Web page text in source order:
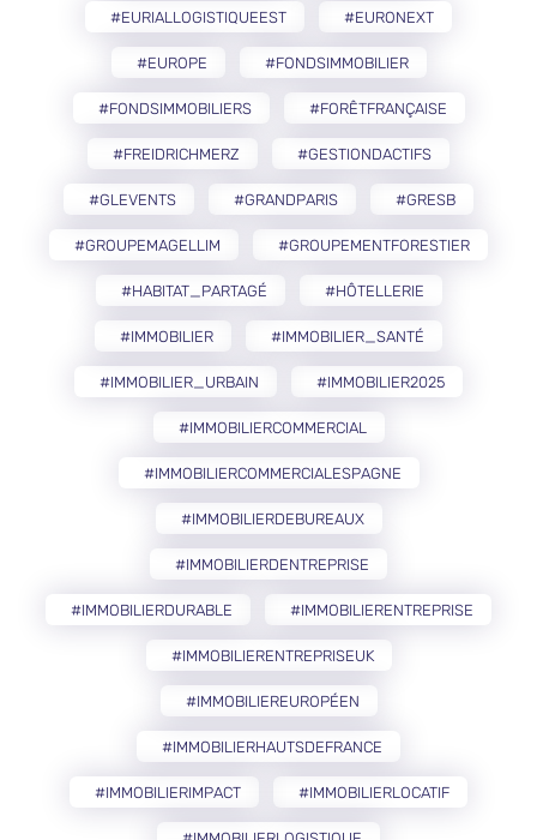
#EURIALLOGISTIQUEEST #EURONEXT
#EUROPE #FONDSIMMOBILIER
#FONDSIMMOBILIERS #FORÊTFRANÇAISE
#FREIDRICHMERZ #GESTIONDACTIFS
#GLEVENTS #GRANDPARIS #GRESB
#GROUPEMAGELLIM #GROUPEMENTFORESTIER
#HABITAT_PARTAGÉ #HÔTELLERIE
#IMMOBILIER #IMMOBILIER_SANTÉ
#IMMOBILIER_URBAIN #IMMOBILIER2025
#IMMOBILIERCOMMERCIAL
#IMMOBILIERCOMMERCIALESPAGNE
#IMMOBILIERDEBUREAUX
#IMMOBILIERDENTREPRISE
#IMMOBILIERDURABLE #IMMOBILIERENTREPRISE
#IMMOBILIERENTREPRISEUK
#IMMOBILIEREUROPÉEN
#IMMOBILIERHAUTSDEFRANCE
#IMMOBILIERIMPACT #IMMOBILIERLOCATIF